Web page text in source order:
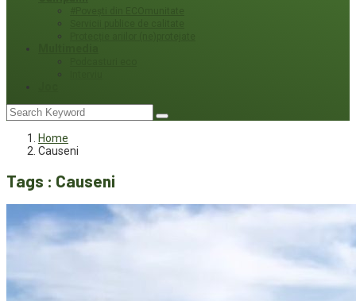
Home
Causeni
Tags : Causeni